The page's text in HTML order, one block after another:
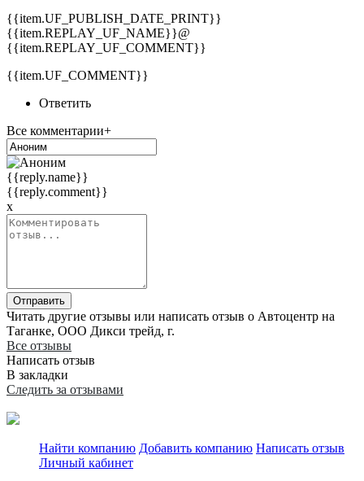
{{item.UF_PUBLISH_DATE_PRINT}}
{{item.REPLAY_UF_NAME}}@
{{item.REPLAY_UF_COMMENT}}
{{item.UF_COMMENT}}
Ответить
Все комментарии+
{{reply.name}}
{{reply.comment}}
x
Отправить
Читать другие отзывы или написать отзыв о Автоцентр на
Таганке, ООО Дикси трейд, г.
Все отзывы
Написать отзыв
В закладки
Следить за отзывами
Найти компанию Добавить компанию Написать отзыв
Личный кабинет